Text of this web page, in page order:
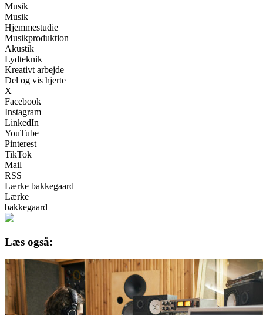
Musik
Musik
Hjemmestudie
Musikproduktion
Akustik
Lydteknik
Kreativt arbejde
Del og vis hjerte
X
Facebook
Instagram
LinkedIn
YouTube
Pinterest
TikTok
Mail
RSS
Lærke bakkegaard
Lærke
bakkegaard
Læs også: